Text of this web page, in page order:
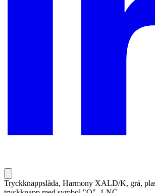
Tryckknappslåda, Harmony XALD/K, grå,